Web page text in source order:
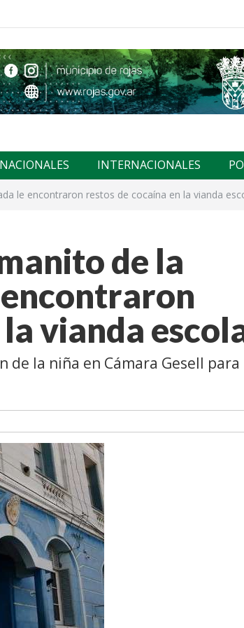
NACIONALES INTERNACIONALES
le encontraron restos de cocaína en la vianda
de la
la vianda
de la niña en Cámara Gesell para